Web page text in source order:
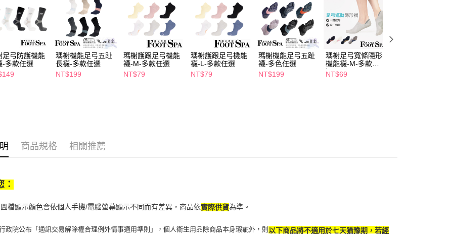
是否繳費成功／繳費後需取消欲退款等相關疑問，請聯繫「AFTEE先享後
付客戶支援中心」 https://netprotections.freshdesk.com/support/home
【注意事項】
１．透過由恩沛科技股份有限公司提供之「AFTEE先享後付」服務完成之
交易，需依本服務之必要範圍內提供個人資料，並將交易相關給付款項請
求債權轉讓予恩沛科技股份有限公司。
２．關於個人資料處理事宜，請瀏覽以下網址：
https://aftee.tw/terms/#terms3
付款後萊爾富取貨
每筆NT$65，滿NT$490(含以上)免運費
7-11取貨付款
每筆NT$65，滿NT$490(含以上)免運費
付款後7-11取貨
足弓防護機能
-多款任選
瑪榭機能足弓五趾
長襪-多款任選
NT$199
瑪榭護跟足弓機能
襪-M-多款任選
NT$79
瑪榭護跟足弓機能
襪-L-多款任選
NT$79
瑪榭機能足弓五趾
襪-多色任選
NT$199
瑪榭足弓寬條隱形
機能襪-M-多款任
選
NT$69
商品規格 相關推薦
：
檔顯示顏色會依個人手機/電腦螢幕顯示不同而有差異，商品依實際供貨為準。
政院公布「通訊交易解除權合理例外情事適用準則」，個人衛生用品除商品本身瑕疵外，則 以下商品將不適用於七天猶豫期，若經